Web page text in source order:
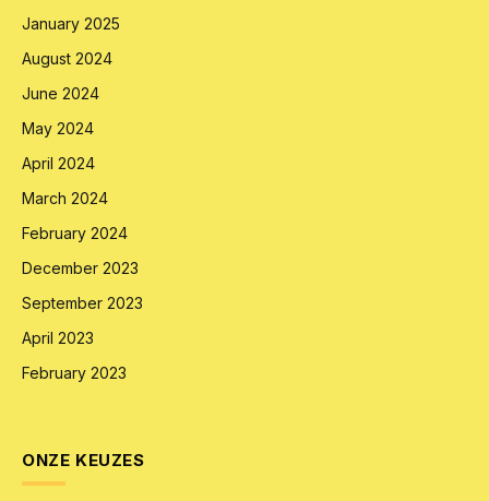
January 2025
August 2024
June 2024
May 2024
April 2024
March 2024
February 2024
December 2023
September 2023
April 2023
February 2023
ONZE KEUZES